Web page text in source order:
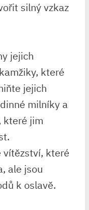
⁢silný vzkaz
jejich
které
jejich​
milníky a⁣
které jim
vítězství, které
ale jsou
k oslavě.